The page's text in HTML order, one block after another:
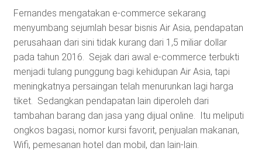
Fernandes mengatakan e-commerce sekarang
menyumbang sejumlah besar bisnis Air Asia, pendapatan
perusahaan dari sini tidak kurang dari 1,5 miliar dollar
pada tahun 2016. Sejak dari awal e-commerce terbukti
menjadi tulang punggung bagi kehidupan Air Asia, tapi
meningkatnya persaingan telah menurunkan lagi harga
tiket. Sedangkan pendapatan lain diperoleh dari
tambahan barang dan jasa yang dijual online. Itu meliputi
ongkos bagasi, nomor kursi favorit, penjualan makanan,
Wifi, pemesanan hotel dan mobil, dan lain-lain.